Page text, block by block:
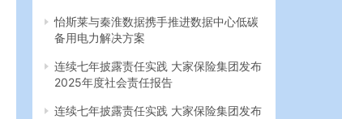
怡斯莱与秦淮数据携手推进数据中心低碳
备用电力解决方案
连续七年披露责任实践 大家保险集团发布
2025年度社会责任报告
连续七年披露责任实践 大家保险集团发布